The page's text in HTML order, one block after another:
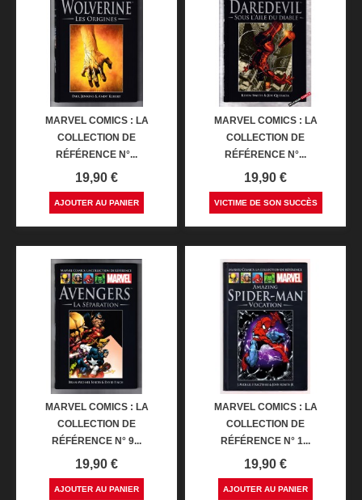
MARVEL COMICS : LA
COLLECTION DE
RÉFÉRENCE N°...
Prix
19,90 €
AJOUTER AU PANIER
MARVEL COMICS : LA
COLLECTION DE
RÉFÉRENCE N°...
Prix
19,90 €
VICTIME DE SON SUCCÈS
MARVEL COMICS : LA
COLLECTION DE
RÉFÉRENCE N° 9...
Prix
19,90 €
AJOUTER AU PANIER
MARVEL COMICS : LA
COLLECTION DE
RÉFÉRENCE N° 1...
Prix
19,90 €
AJOUTER AU PANIER